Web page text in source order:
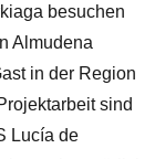
besuchen
Almudena
in der Region
sind
Lucía de